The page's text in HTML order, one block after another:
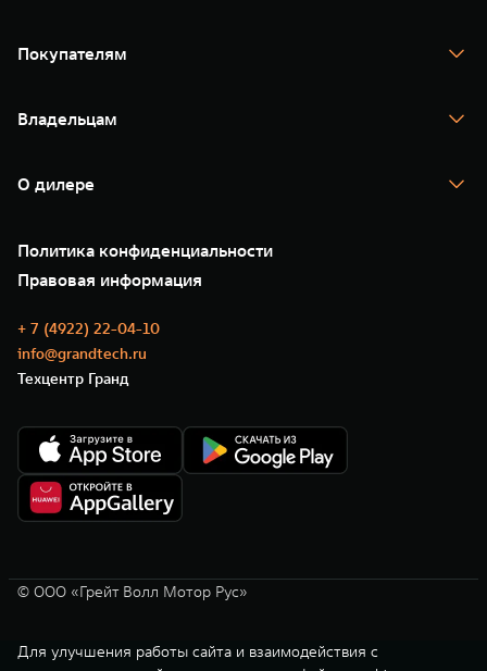
TANK 400
TANK 500
Покупателям
Тест-драйв
TANK Финансы
Корпоративным клиентам
Зарядные станции
Владельцам
Помощь на дороге
Новые цифровые сервисы TANK
Сервис
Нулевое ТО
Моторные масла
О дилере
35 лет GWM
GWM ТЕХ ДЕНЬ
Новости
Политика конфиденциальности
Правовая информация
+ 7 (4922) 22-04-10
info@grandtech.ru
Техцентр Гранд
© ООО «Грейт Волл Мотор Рус»
Для улучшения работы сайта и взаимодействия с